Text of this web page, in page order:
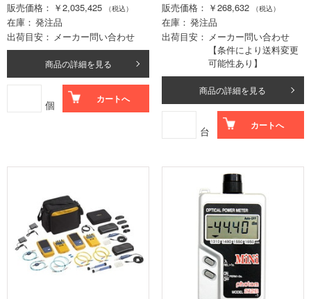
販売価格
￥2,035,425 （税込）
在庫
発注品
出荷目安
メーカー問い合わせ
商品の詳細を見る
個 カートへ
販売価格
￥268,632 （税込）
在庫
発注品
出荷目安
メーカー問い合わせ
【条件により送料変更
可能性あり】
商品の詳細を見る
台 カートへ